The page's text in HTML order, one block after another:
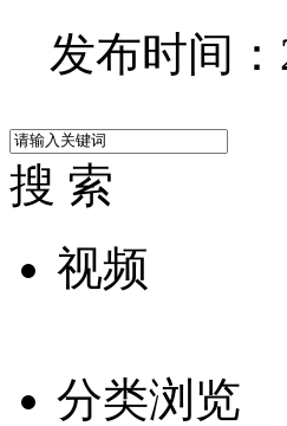
发布时间
搜 索
视频
分类浏览